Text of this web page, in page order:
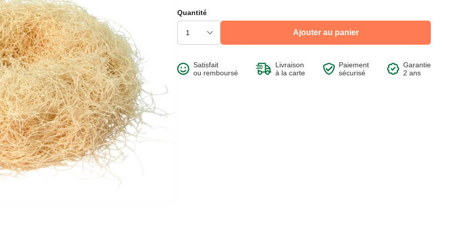
Voir le produit
Voir le produit
Voir le produit
Voir le produit
Quantité
Ajouter au panier
Satisfait
ou remboursé
Livraison
à la carte
Paiement
sécurisé
Garantie
2 ans